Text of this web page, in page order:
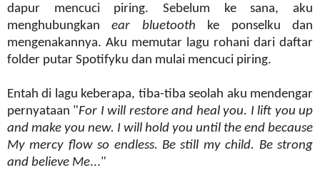
dapur mencuci piring. Sebelum ke sana, aku
menghubungkanear bluetooth ke ponselku dan
mengenakannya. Aku memutar lagu rohani dari daftar
folder putar Spotifyku dan mulai mencuci piring.
Entah di lagu keberapa, tiba-tiba seolah aku mendengar
pernyataan "For I will restore and heal you. I lift you up
and make you new. I will hold you until the end because
My mercy flow so endless. Be still my child. Be strong
and believe Me..."